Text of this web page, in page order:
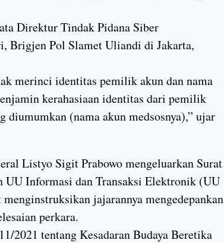
Direktur Tindak Pidana Siber
Brigjen Pol Slamet Uliandi di Jakarta,
merinci identitas pemilik akun dan nama
kerahasiaan identitas dari pemilik
diumumkan (nama akun medsosnya),” ujar
Listyo Sigit Prabowo mengeluarkan Surat
UU Informasi dan Transaksi Elektronik (UU
jajarannya mengedepankan
perkara.
2021 tentang Kesadaran Budaya Beretika